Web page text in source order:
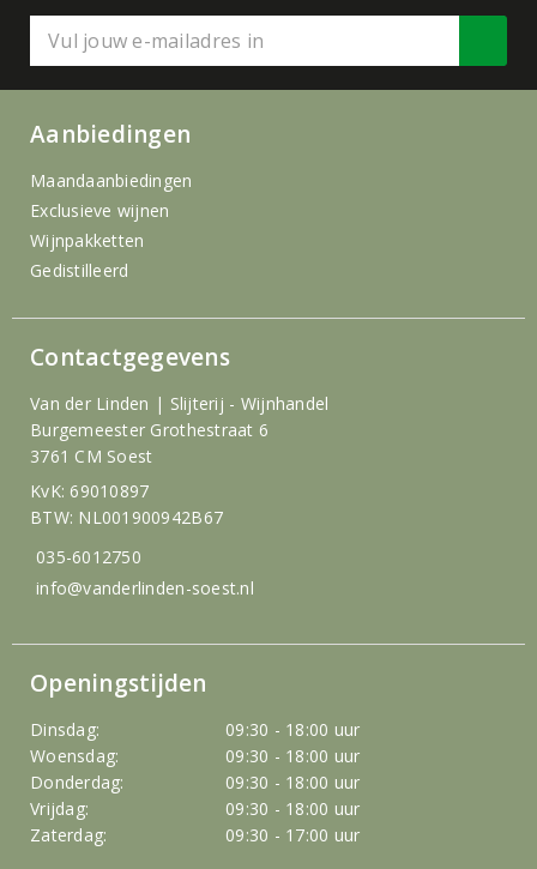
Aanbiedingen
Maandaanbiedingen
Exclusieve wijnen
Wijnpakketten
Gedistilleerd
Contactgegevens
Van der Linden | Slijterij - Wijnhandel
Burgemeester Grothestraat 6
3761 CM Soest
KvK: 69010897
BTW: NL001900942B67
035-6012750
info@vanderlinden-soest.nl
Openingstijden
Dinsdag:
09:30 - 18:00 uur
Woensdag:
09:30 - 18:00 uur
Donderdag:
09:30 - 18:00 uur
Vrijdag:
09:30 - 18:00 uur
Zaterdag:
09:30 - 17:00 uur